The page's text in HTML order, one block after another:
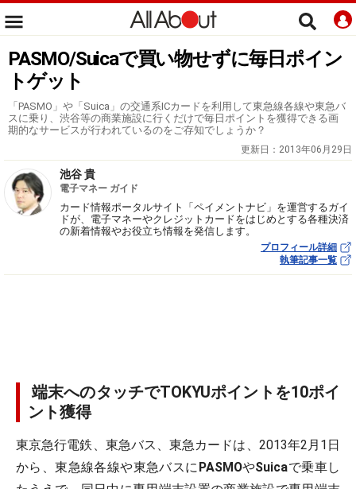
PASMO/Suicaで買い物せずに毎日ポイン
トゲット
「PASMO」や「Suica」の交通系ICカードを利用して東急線各線や東急バ
スに乗り、渋谷等の商業施設に行くだけで毎日ポイントを獲得できる画
期的なサービスが行われているのをご存知でしょうか？
更新日： 2013年06月29日
池谷 貴
電子マネー ガイド
カード情報ポータルサイト「ペイメントナビ」を運営するガイ
ドが、電子マネーやクレジットカードをはじめとする各種決済
の新着情報やお役立ち情報を発信します。
プロフィール詳細
執筆記事一覧
端末へのタッチでTOKYUポイントを10ポイ
ント獲得
東京急行電鉄、東急バス、東急カードは、2013年2月1日
から、東急線各線や東急バスにPASMOやSuicaで乗車し